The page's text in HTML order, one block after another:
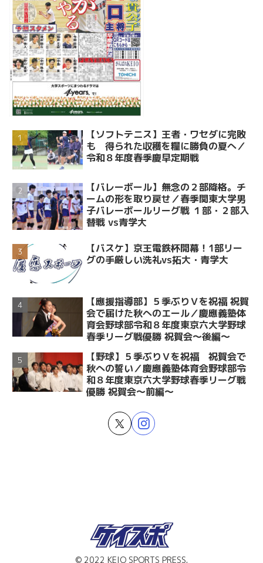
【ソフトテニス】王者・ワセダに完敗
も 得られた収穫を糧に勝負の夏へ／
令和８年度春季慶早定期戦
【バレーボール】無念の２部降格。チ
ームの形を取り戻せ／春季関東大学男
子バレーボールリーグ戦 １部・２部入
替戦 vs青学大
【バスケ】京王電鉄杯開幕！1部リー
グの手厳しい洗礼vs拓大・青学大
【應援指導部】５季ぶりＶを祝福 祝賀
会で届けた秋へのエール／慶應義塾体
育会野球部令和８年度東京六大学野球
春季リーグ戦優勝 祝賀会～後編～
【野球】５季ぶりＶを祝福 祝賀会で
秋への誓い／慶應義塾体育会野球部令
和８年度東京六大学野球春季リーグ戦
優勝 祝賀会～前編～
© 2022 KEIO SPORTS PRESS.